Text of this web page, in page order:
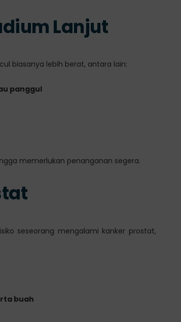
Lanjut
biasanya lebih berat, antara lain:
panggul
memerlukan penanganan segera.
seseorang mengalami kanker prostat,
buah